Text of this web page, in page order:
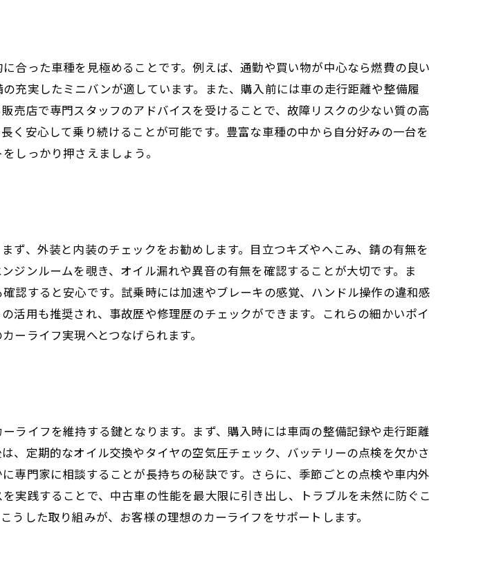
合った車種を見極めることです。例えば、通勤や買い物が中心なら燃費の良い
充実したミニバンが適しています。また、購入前には車の走行距離や整備履
売店で専門スタッフのアドバイスを受けることで、故障リスクの少ない質の高
く安心して乗り続けることが可能です。豊富な車種の中から自分好みの一台を
しっかり押さえましょう。
ず、外装と内装のチェックをお勧めします。目立つキズやへこみ、錆の有無を
ジンルームを覗き、オイル漏れや異音の有無を確認することが大切です。ま
認すると安心です。試乗時には加速やブレーキの感覚、ハンドル操作の違和感
活用も推奨され、事故歴や修理歴のチェックができます。これらの細かいポイ
ーライフ実現へとつなげられます。
ライフを維持する鍵となります。まず、購入時には車両の整備記録や走行距離
、定期的なオイル交換やタイヤの空気圧チェック、バッテリーの点検を欠かさ
専門家に相談することが長持ちの秘訣です。さらに、季節ごとの点検や車内外
実践することで、中古車の性能を最大限に引き出し、トラブルを未然に防ぐこ
した取り組みが、お客様の理想のカーライフをサポートします。